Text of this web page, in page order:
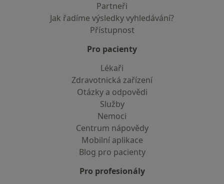
Partneři
Jak řadíme výsledky vyhledávání?
Přístupnost
Pro pacienty
Lékaři
Zdravotnická zařízení
Otázky a odpovědi
Služby
Nemoci
Centrum nápovědy
Mobilní aplikace
Blog pro pacienty
Pro profesionály